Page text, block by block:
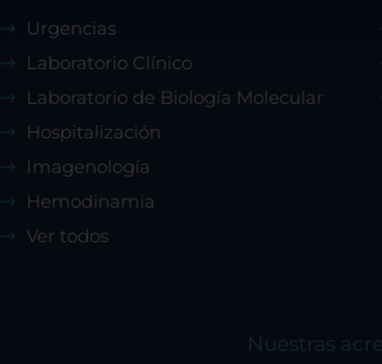
Urgencias
Laboratorio Clínico
Laboratorio de Biología Molecular
Hospitalización
Imagenología
Hemodinamia
Ver todos
Nuestras
Permitir todas
Sistema de